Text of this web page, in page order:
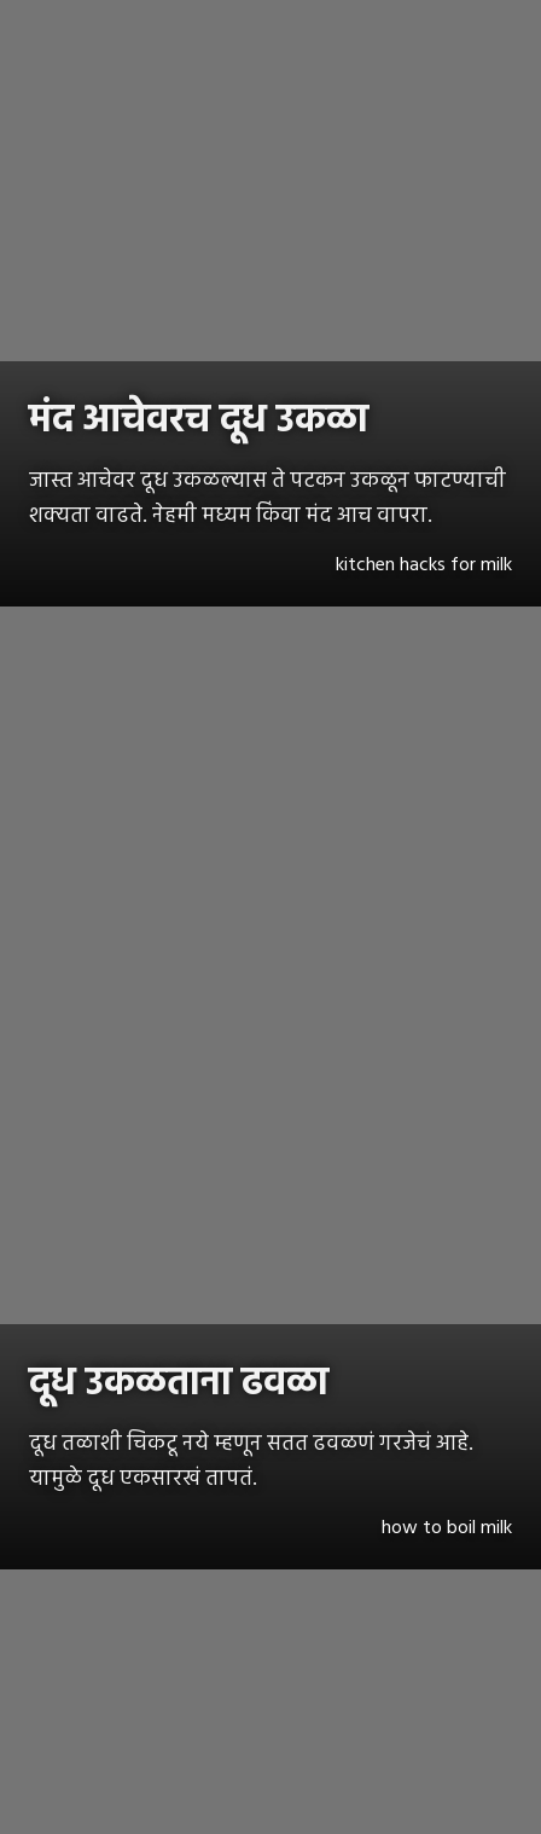
मंद आचेवरच दूध उकळा
जास्त आचेवर दूध उकळल्यास ते पटकन उकळून फाटण्याची
शक्यता वाढते. नेहमी मध्यम किंवा मंद आच वापरा.
kitchen hacks for milk
दूध उकळताना ढवळा
दूध तळाशी चिकटू नये म्हणून सतत ढवळणं गरजेचं आहे.
यामुळे दूध एकसारखं तापतं.
how to boil milk